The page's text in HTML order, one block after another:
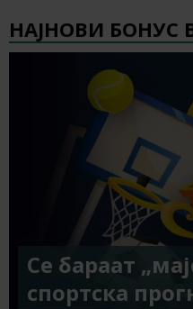
НАЈНОВИ БОНУС
Се бараат
спортска